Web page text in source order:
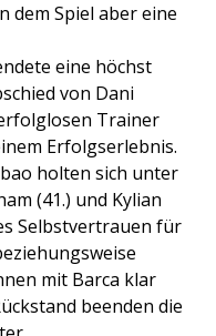
dem Spiel aber eine
eine höchst
von Dani
Trainer
Erfolgserlebnis.
holten sich unter
(41.) und Kylian
Selbstvertrauen für
mit Barca klar
beenden die